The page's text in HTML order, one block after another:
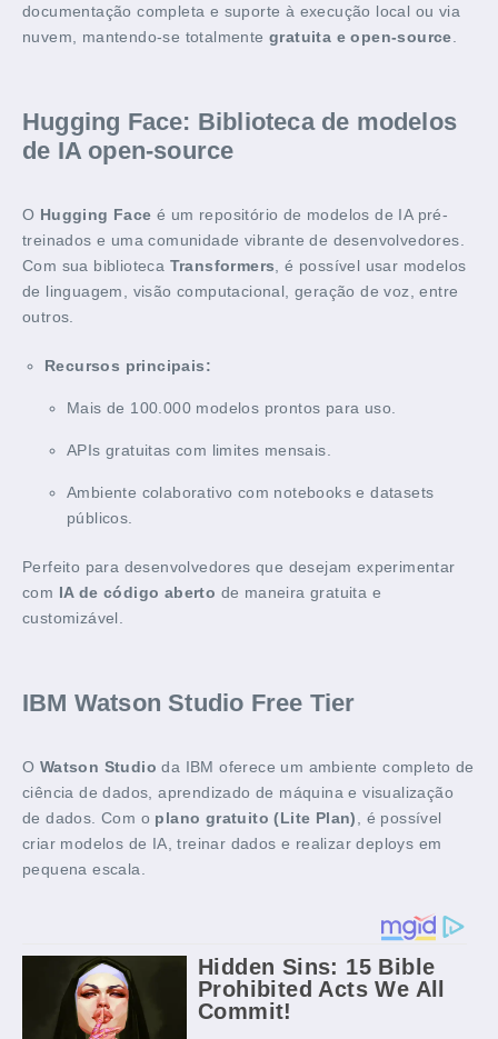
documentação completa e suporte à execução local ou via
nuvem, mantendo-se totalmente gratuita e open-source
Hugging Face: Biblioteca de modelos
de IA open-source
O Hugging Face é um repositório de modelos de IA pré-
treinados e uma comunidade vibrante de desenvolvedores.
Com sua biblioteca Transformers , é possível usar modelos
de linguagem, visão computacional, geração de voz, entre
outros.
Recursos principais:
Mais de 100.000 modelos prontos para uso.
APIs gratuitas com limites mensais.
Ambiente colaborativo com notebooks e datasets
públicos.
Perfeito para desenvolvedores que desejam experimentar
com IA de código aberto de maneira gratuita e
customizável.
IBM Watson Studio Free Tier
O Watson Studio da IBM oferece um ambiente completo de
ciência de dados, aprendizado de máquina e visualização
de dados. Com o plano gratuito (Lite Plan)
, é possível
criar modelos de IA, treinar dados e realizar deploys em
pequena escala.